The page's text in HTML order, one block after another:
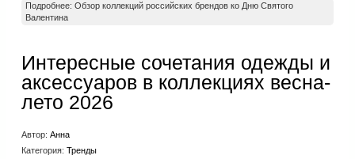
Подробнее: Обзор коллекций российских брендов ко Дню Святого
Валентина
Интересные сочетания одежды и
аксессуаров в коллекциях весна-
лето 2026
Автор: Анна
Категория: Тренды